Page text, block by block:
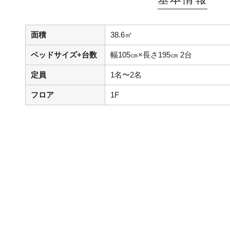
面積 38.6㎡
ベッドサイズ+台数 幅105㎝×長さ195㎝ 2台
定員 1名〜2名
フロア 1F